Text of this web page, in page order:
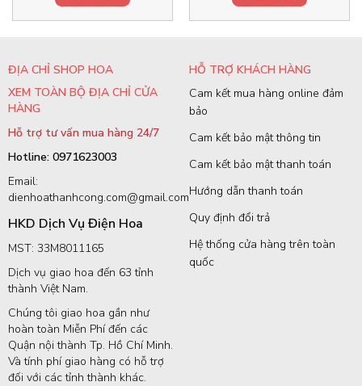
ĐỊA CHỈ SHOP HOA
XEM TOÀN BỘ ĐỊA CHỈ CỬA
HÀNG
Hỗ trợ tư vấn mua hàng 24/7
Hotline: 0971623003
Email:
dienhoathanhcong.com@gmail.com
HKD Dịch Vụ Điện Hoa
MST: 33M8011165
Dịch vụ giao hoa đến 63 tỉnh
thành Việt Nam.
Chúng tôi giao hoa gần như
hoàn toàn Miễn Phí đến các
Quận nội thành Tp. Hồ Chí Minh.
Và tính phí giao hàng có hỗ trợ
đối với các tỉnh thành khác.
HỖ TRỢ KHÁCH HÀNG
Cam kết mua hàng online đảm
bảo
Cam kết bảo mật thông tin
Cam kết bảo mật thanh toán
Hướng dẫn thanh toán
Quy định đổi trả
Hệ thống cửa hàng trên toàn
quốc